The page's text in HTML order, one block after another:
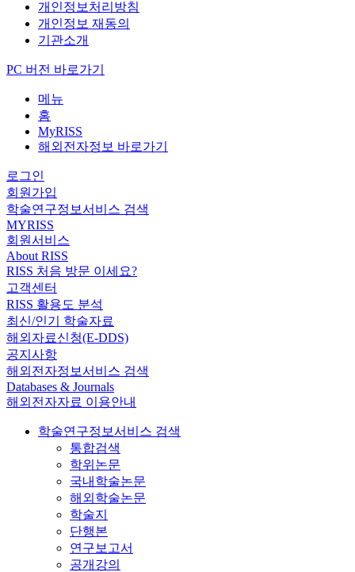
개인정보처리방침
개인정보 재동의
기관소개
PC 버전 바로가기
메뉴
홈
MyRISS
해외전자정보 바로가기
로그인
회원가입
학술연구정보서비스 검색
MYRISS
회원서비스
About RISS
RISS 처음 방문 이세요?
고객센터
RISS 활용도 분석
최신/인기 학술자료
해외자료신청(E-DDS)
공지사항
해외전자정보서비스 검색
Databases & Journals
해외전자자료 이용안내
학술연구정보서비스 검색
통합검색
학위논문
국내학술논문
해외학술논문
학술지
단행본
연구보고서
공개강의